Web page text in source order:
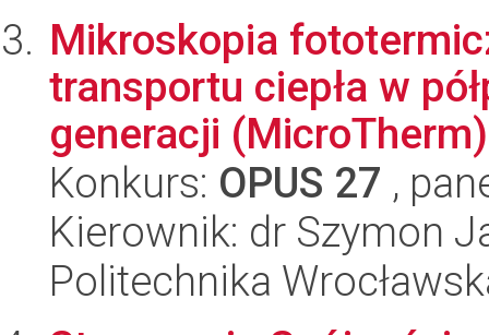
Mikroskopia
transportu ciepła w
generacji (MicroTherm)
Konkurs: OPUS 27 ,
Kierownik: dr Szymon
Politechnika